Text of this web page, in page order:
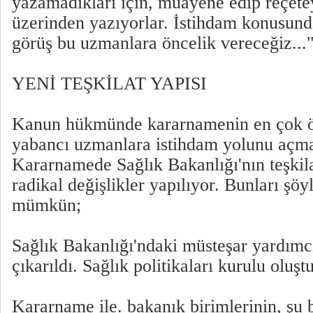
üzerinden yazıyorlar. İstihdam
görüş bu uzmanlara öncelik
YENİ TEŞKİLAT YAPISI
Kanun hükmünde kararnamenin en çok
yabancı uzmanlara istihdam yolunu
Kararnamede Sağlık Bakanlığı'nın
radikal değişlikler yapılıyor. Bunları
mümkün;
Sağlık Bakanlığı'ndaki müsteşar
çıkarıldı. Sağlık politikaları kurulu
Kararname ile. bakanık birimlerinin, şu